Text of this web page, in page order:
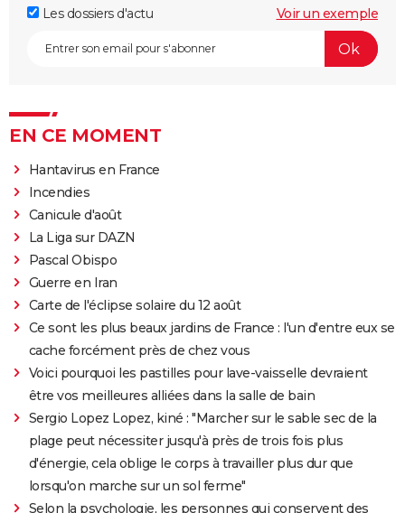
Les dossiers d'actu
Voir un exemple
EN CE MOMENT
Hantavirus en France
Incendies
Canicule d'août
La Liga sur DAZN
Pascal Obispo
Guerre en Iran
Carte de l'éclipse solaire du 12 août
Ce sont les plus beaux jardins de France : l'un d'entre eux se
cache forcément près de chez vous
Voici pourquoi les pastilles pour lave-vaisselle devraient
être vos meilleures alliées dans la salle de bain
Sergio Lopez Lopez, kiné : "Marcher sur le sable sec de la
plage peut nécessiter jusqu'à près de trois fois plus
d'énergie, cela oblige le corps à travailler plus dur que
lorsqu'on marche sur un sol ferme"
Selon la psychologie, les personnes qui conservent des